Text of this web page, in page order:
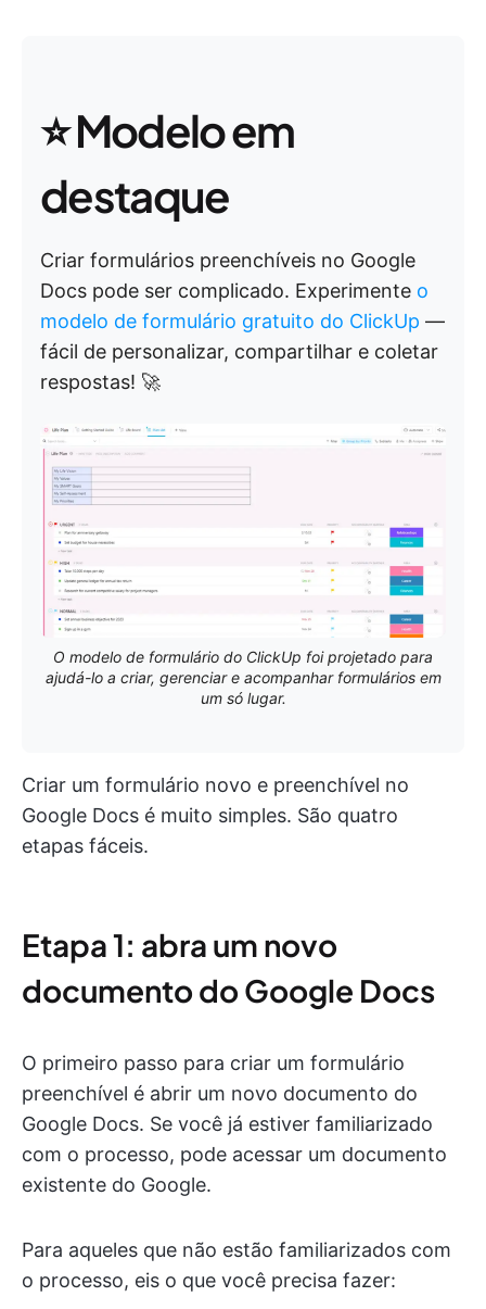
⭐ Modelo em
destaque
Criar formulários preenchíveis no Google
Docs pode ser complicado. Experimente o
modelo de formulário gratuito do ClickUp —
fácil de personalizar, compartilhar e coletar
respostas! 🚀
O modelo de formulário do ClickUp foi projetado para
ajudá-lo a criar, gerenciar e acompanhar formulários em
um só lugar.
Criar um formulário novo e preenchível no
Google Docs é muito simples. São quatro
etapas fáceis.
Etapa 1: abra um novo
documento do Google Docs
O primeiro passo para criar um formulário
preenchível é abrir um novo documento do
Google Docs. Se você já estiver familiarizado
com o processo, pode acessar um documento
existente do Google.
Para aqueles que não estão familiarizados com
o processo, eis o que você precisa fazer: